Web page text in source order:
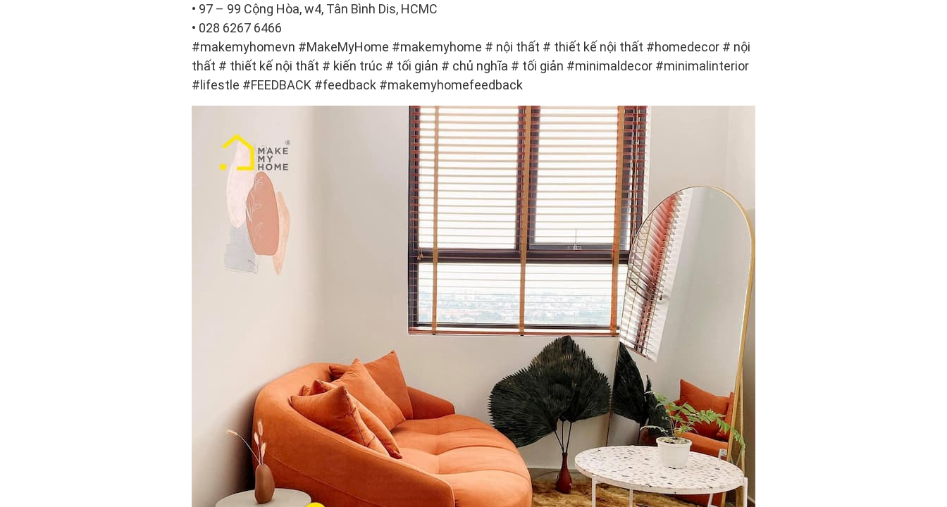
• 97 – 99 Cộng Hòa, w4, Tân Bình Dis, HCMC
• 028 6267 6466
#makemyhomevn #MakeMyHome #makemyhome # nội thất # thiết kế nội thất #homedecor # nội
thất # thiết kế nội thất # kiến ​​trúc # tối giản # chủ nghĩa # tối giản #minimaldecor #minimalinterior
#lifestle #FEEDBACK #feedback #makemyhomefeedback